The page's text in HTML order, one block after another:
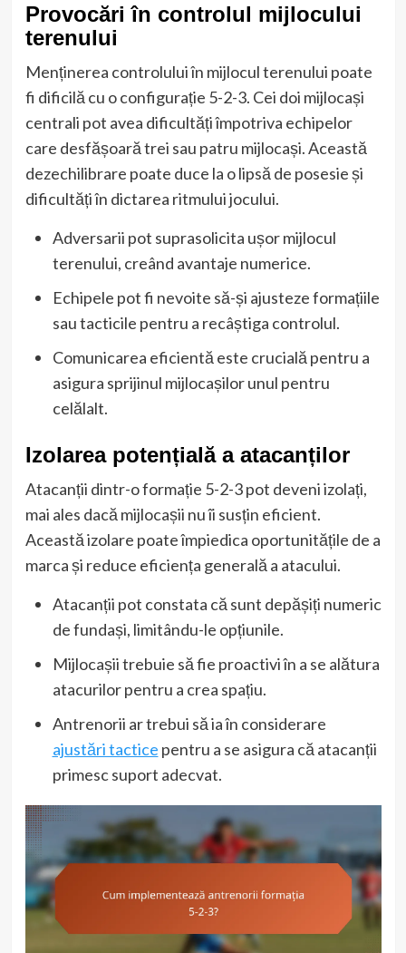
Provocări în controlul mijlocului
terenului
Menținerea controlului în mijlocul terenului poate
fi dificilă cu o configurație 5-2-3. Cei doi mijlocași
centrali pot avea dificultăți împotriva echipelor
care desfășoară trei sau patru mijlocași. Această
dezechilibrare poate duce la o lipsă de posesie și
dificultăți în dictarea ritmului jocului.
Adversarii pot suprasolicita ușor mijlocul
terenului, creând avantaje numerice.
Echipele pot fi nevoite să-și ajusteze formațiile
sau tacticile pentru a recâștiga controlul.
Comunicarea eficientă este crucială pentru a
asigura sprijinul mijlocașilor unul pentru
celălalt.
Izolarea potențială a atacanților
Atacanții dintr-o formație 5-2-3 pot deveni izolați,
mai ales dacă mijlocașii nu îi susțin eficient.
Această izolare poate împiedica oportunitățile de a
marca și reduce eficiența generală a atacului.
Atacanții pot constata că sunt depășiți numeric
de fundași, limitându-le opțiunile.
Mijlocașii trebuie să fie proactivi în a se alătura
atacurilor pentru a crea spațiu.
Antrenorii ar trebui să ia în considerare
ajustări tactice pentru a se asigura că atacanții
primesc suport adecvat.